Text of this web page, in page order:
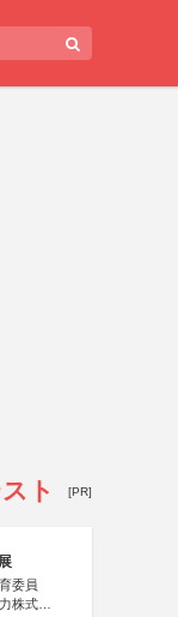
ト [PR]
委員
株式会